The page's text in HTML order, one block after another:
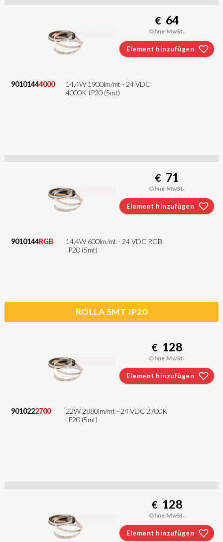
90101444000
14,4W 1900lm/mt - 24 VDC
4000K IP20 (5mt)
€ 64
Ohne MwSt.
Element hinzufügen
9010144RGB
14,4W 600lm/mt - 24 VDC RGB
IP20 (5mt)
€ 71
Ohne MwSt.
Element hinzufügen
ROLLA 5MT IP20
9010222700
22W 2880lm/mt - 24 VDC 2700K
IP20 (5mt)
€ 128
Ohne MwSt.
Element hinzufügen
€ 128
Ohne MwSt.
Element hinzufügen